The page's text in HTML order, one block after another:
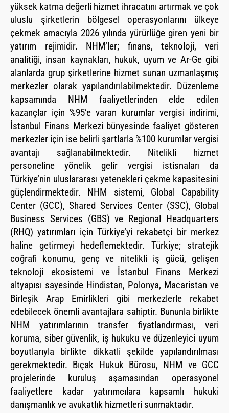
yüksek katma değerli hizmet ihracatını artırmak ve çok
uluslu şirketlerin bölgesel operasyonlarını ülkeye
çekmek amacıyla 2026 yılında yürürlüğe giren yeni bir
yatırım rejimidir. NHM’ler; finans, teknoloji, veri
analitiği, insan kaynakları, hukuk, uyum ve Ar-Ge gibi
alanlarda grup şirketlerine hizmet sunan uzmanlaşmış
merkezler olarak yapılandırılabilmektedir. Düzenleme
kapsamında NHM faaliyetlerinden elde edilen
kazançlar için %95’e varan kurumlar vergisi indirimi,
İstanbul Finans Merkezi bünyesinde faaliyet gösteren
merkezler için ise belirli şartlarla %100 kurumlar vergisi
avantajı sağlanabilmektedir. Nitelikli hizmet
personeline yönelik gelir vergisi istisnaları da
Türkiye’nin uluslararası yetenekleri çekme kapasitesini
güçlendirmektedir. NHM sistemi, Global Capability
Center (GCC), Shared Services Center (SSC), Global
Business Services (GBS) ve Regional Headquarters
(RHQ) yatırımları için Türkiye’yi rekabetçi bir merkez
haline getirmeyi hedeflemektedir. Türkiye; stratejik
coğrafi konumu, genç ve nitelikli iş gücü, gelişen
teknoloji ekosistemi ve İstanbul Finans Merkezi
altyapısı sayesinde Hindistan, Polonya, Macaristan ve
Birleşik Arap Emirlikleri gibi merkezlerle rekabet
edebilecek önemli avantajlara sahiptir. Bununla birlikte
NHM yatırımlarının transfer fiyatlandırması, veri
koruma, siber güvenlik, iş hukuku ve düzenleyici uyum
boyutlarıyla birlikte dikkatli şekilde yapılandırılması
gerekmektedir. Bıçak Hukuk Bürosu, NHM ve GCC
projelerinde kuruluş aşamasından operasyonel
faaliyetlere kadar yatırımcılara kapsamlı hukuki
danışmanlık ve avukatlık hizmetleri sunmaktadır.